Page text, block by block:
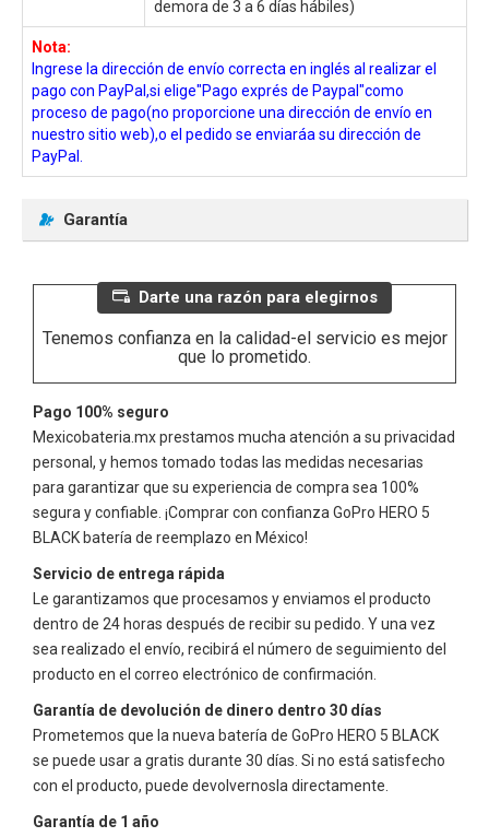
demora de 3 a 6 días hábiles)
Nota:
Ingrese la dirección de envío correcta en inglés al realizar el
pago con PayPal,si elige"Pago exprés de Paypal"como
proceso de pago(no proporcione una dirección de envío en
nuestro sitio web),o el pedido se enviaráa su dirección de
PayPal.
Garantía
Darte una razón para elegirnos
Tenemos confianza en la calidad-el servicio es mejor
que lo prometido.
Pago 100% seguro
Mexicobateria.mx prestamos mucha atención a su privacidad
personal, y hemos tomado todas las medidas necesarias
para garantizar que su experiencia de compra sea 100%
segura y confiable. ¡Comprar con confianza GoPro HERO 5
BLACK batería de reemplazo en México!
Servicio de entrega rápida
Le garantizamos que procesamos y enviamos el producto
dentro de 24 horas después de recibir su pedido. Y una vez
sea realizado el envío, recibirá el número de seguimiento del
producto en el correo electrónico de confirmación.
Garantía de devolución de dinero dentro 30 días
Prometemos que la nueva batería de GoPro HERO 5 BLACK
se puede usar a gratis durante 30 días. Si no está satisfecho
con el producto, puede devolvernosla directamente.
Garantía de 1 año